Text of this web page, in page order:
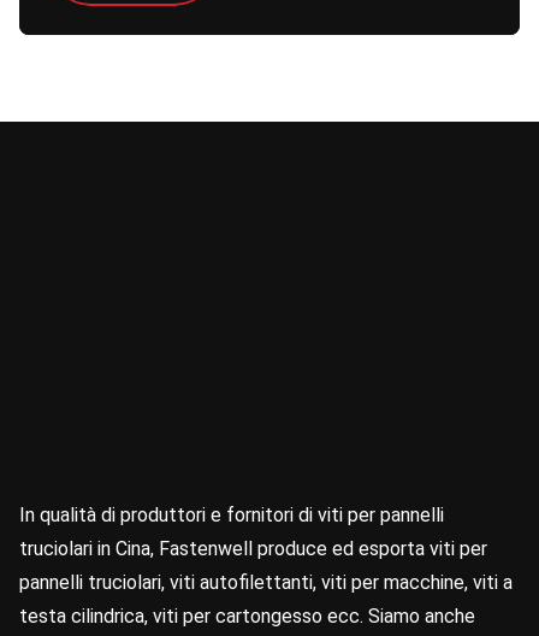
In qualità di produttori e fornitori di viti per pannelli
truciolari in Cina, Fastenwell produce ed esporta viti per
pannelli truciolari, viti autofilettanti, viti per macchine, viti a
testa cilindrica, viti per cartongesso ecc. Siamo anche